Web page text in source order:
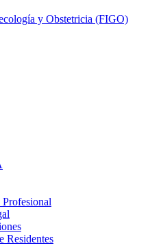
y Obstetricia (FIGO)
Residentes